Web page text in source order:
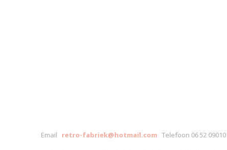
Email retro-fabriek@hotmail.com Telefoon 06 52